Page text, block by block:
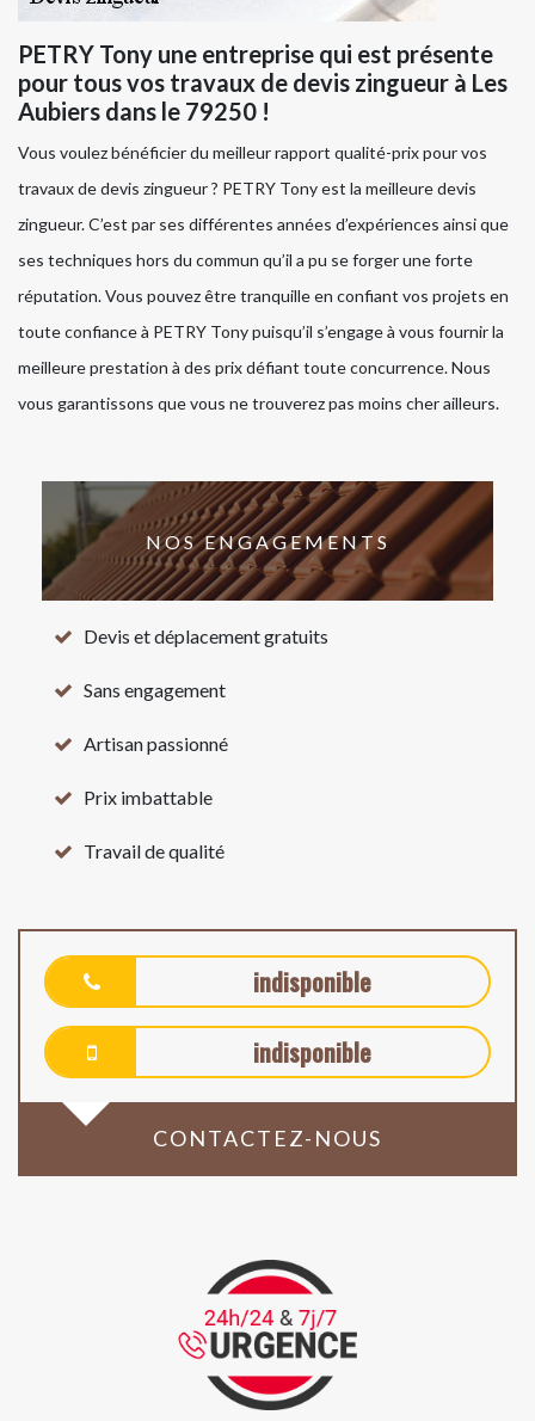
PETRY Tony une entreprise qui est présente
pour tous vos travaux de devis zingueur à Les
Aubiers dans le 79250 !
Vous voulez bénéficier du meilleur rapport qualité-prix pour vos
travaux de devis zingueur ? PETRY Tony est la meilleure devis
zingueur. C’est par ses différentes années d’expériences ainsi que
ses techniques hors du commun qu’il a pu se forger une forte
réputation. Vous pouvez être tranquille en confiant vos projets en
toute confiance à PETRY Tony puisqu’il s’engage à vous fournir la
meilleure prestation à des prix défiant toute concurrence. Nous
vous garantissons que vous ne trouverez pas moins cher ailleurs.
NOS ENGAGEMENTS
Devis et déplacement gratuits
Sans engagement
Artisan passionné
Prix imbattable
Travail de qualité
indisponible
indisponible
CONTACTEZ-NOUS